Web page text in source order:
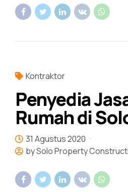
Kontraktor
Penyedia
Rumah di
31 Agustus 2020
by Solo Property